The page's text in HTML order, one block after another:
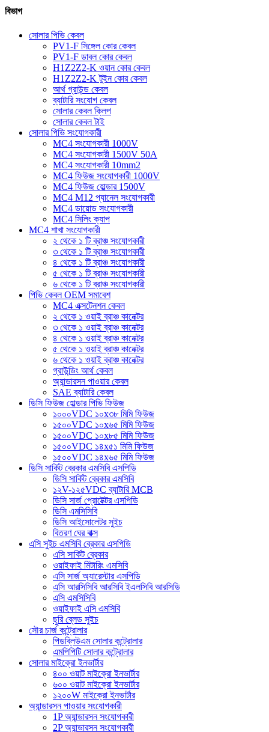
বিভাগ
সোলার পিভি কেবল
PV1-F সিঙ্গেল কোর কেবল
PV1-F ডাবল কোর কেবল
H1Z2Z2-K ওয়ান কোর কেবল
H1Z2Z2-K টুইন কোর কেবল
আর্থ গ্রাউন্ড কেবল
ব্যাটারি সংযোগ কেবল
সোলার কেবল ক্লিপ
সোলার কেবল টাই
সোলার পিভি সংযোগকারী
MC4 সংযোগকারী 1000V
MC4 সংযোগকারী 1500V 50A
MC4 সংযোগকারী 10mm2
MC4 ফিউজ সংযোগকারী 1000V
MC4 ফিউজ হোল্ডার 1500V
MC4 M12 প্যানেল সংযোগকারী
MC4 ডায়োড সংযোগকারী
MC4 সিলিং ক্যাপ
MC4 শাখা সংযোগকারী
২ থেকে ১ টি ব্রাঞ্চ সংযোগকারী
৩ থেকে ১ টি ব্রাঞ্চ সংযোগকারী
৪ থেকে ১ টি ব্রাঞ্চ সংযোগকারী
৫ থেকে ১ টি ব্রাঞ্চ সংযোগকারী
৬ থেকে ১ টি ব্রাঞ্চ সংযোগকারী
পিভি কেবল OEM সমাবেশ
MC4 এক্সটেনশন কেবল
২ থেকে ১ ওয়াই ব্রাঞ্চ কানেক্টর
৩ থেকে ১ ওয়াই ব্রাঞ্চ কানেক্টর
৪ থেকে ১ ওয়াই ব্রাঞ্চ কানেক্টর
৫ থেকে ১ ওয়াই ব্রাঞ্চ কানেক্টর
৬ থেকে ১ ওয়াই ব্রাঞ্চ কানেক্টর
গ্রাউন্ডিং আর্থ কেবল
অ্যান্ডারসন পাওয়ার কেবল
SAE ব্যাটারি কেবল
ডিসি ফিউজ হোল্ডার পিভি ফিউজ
১০০০VDC ১০x৩৮ মিমি ফিউজ
১৫০০VDC ১০x৬৫ মিমি ফিউজ
১৫০০VDC ১০x৮৫ মিমি ফিউজ
১৫০০VDC ১৪x৫১ মিমি ফিউজ
১৫০০VDC ১৪x৬৫ মিমি ফিউজ
ডিসি সার্কিট ব্রেকার এমসিবি এসপিডি
ডিসি সার্কিট ব্রেকার এমসিবি
১২V-১২৫VDC ব্যাটারি MCB
ডিসি সার্জ প্রোটেক্টর এসপিডি
ডিসি এমসিসিবি
ডিসি আইসোলেটর সুইচ
বিতরণ ঘের বাক্স
এসি সুইচ এমসিবি ব্রেকার এসপিডি
এসি সার্কিট ব্রেকার
ওয়াইফাই মিটারিং এমসিবি
এসি সার্জ অ্যারেস্টার এসপিডি
এসি আরসিসিবি আরসিবি ইএলসিবি আরসিডি
এসি এমসিসিবি
ওয়াইফাই এসি এমসিবি
ছুরি ব্লেড সুইচ
সৌর চার্জ কন্ট্রোলার
পিডব্লিউএম সোলার কন্ট্রোলার
এমপিপিটি সোলার কন্ট্রোলার
সোলার মাইক্রো ইনভার্টার
৪০০ ওয়াট মাইক্রো ইনভার্টার
৬০০ ওয়াট মাইক্রো ইনভার্টার
১২০০W মাইক্রো ইনভার্টার
অ্যান্ডারসন পাওয়ার সংযোগকারী
1P অ্যান্ডারসন সংযোগকারী
2P অ্যান্ডারসন সংযোগকারী